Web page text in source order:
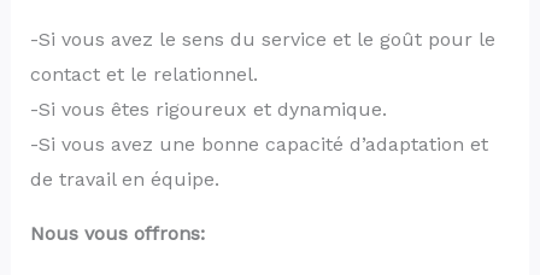
-Si vous avez le sens du service et le goût pour le
contact et le relationnel.
-Si vous êtes rigoureux et dynamique.
-Si vous avez une bonne capacité d’adaptation et
de travail en équipe.
Nous vous offrons: